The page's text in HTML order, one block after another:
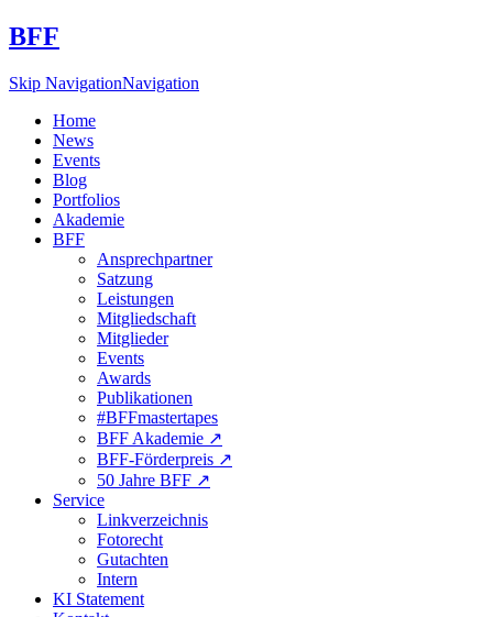
BFF
Skip NavigationNavigation
Home
News
Events
Blog
Portfolios
Akademie
BFF
Ansprechpartner
Satzung
Leistungen
Mitgliedschaft
Mitglieder
Events
Awards
Publikationen
#BFFmastertapes
BFF Akademie ↗︎
BFF-Förderpreis ↗︎
50 Jahre BFF ↗︎
Service
Linkverzeichnis
Fotorecht
Gutachten
Intern
KI Statement